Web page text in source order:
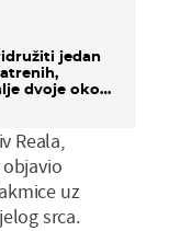
jedan
dvoje oko
Reala,
uz
srca.